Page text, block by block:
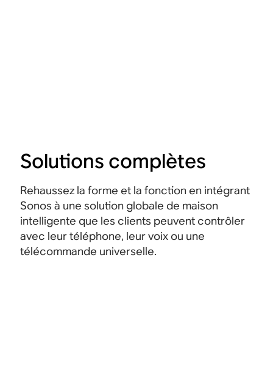
Solutions complètes
Rehaussez la forme et la fonction en intégrant
Sonos à une solution globale de maison
intelligente que les clients peuvent contrôler
avec leur téléphone, leur voix ou une
télécommande universelle.